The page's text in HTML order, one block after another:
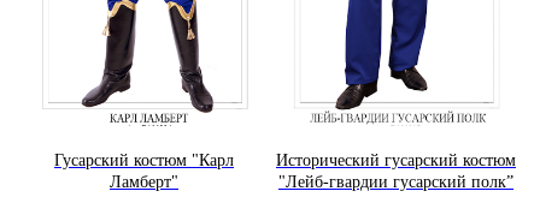
Гусарский костюм "Карл
Ламберт"
Исторический гусарский костюм
"Лейб-гвардии гусарский полк”